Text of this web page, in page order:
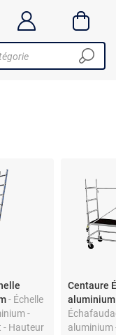
- Échelle
-
- Hauteur
Centaure
aluminium